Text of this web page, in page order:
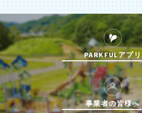
PARKFULアプリ
事業者の皆様へ